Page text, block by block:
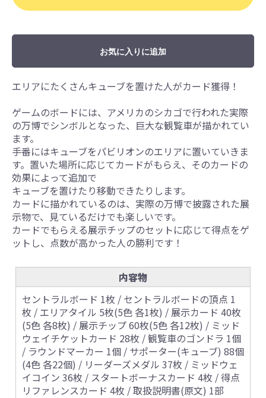
お気に入りに追加
エリアにたくさんキューブを置けた人がカード獲得！
ゲームのボードには、アメリカのシカゴで行われた実際
の万博でシンボルとなった、巨大な観覧車が描かれてい
ます。
手番にはキューブをパビリオンのエリアに置いていきま
す。置いた場所に応じてカードがもらえ、そのカードの
効果によって追加で
キューブを置けたり移動できたりします。
カードに描かれているのは、実際の万博で披露された展
示物で、見ているだけでも楽しいです。
カードでもらえる展示チップのセットに応じて得点をゲ
ットし、点数が高かった人の勝利です！
内容物
セントラルボード 1枚 / セントラルボードの頂点 1
枚 / エリアタイル 5枚(5色 各1枚) / 展示カード 40枚
(5色 各8枚) / 展示チップ 60枚(5色 各12枚) / ミッド
ウェイチケットカード 28枚 / 観覧車のゴンドラ 1個
/ ラウンドマーカー 1個 / サポーター(キューブ) 88個
(4色 各22個) / リーダーズメダル 37枚 / ミッドウェ
イコイン 36枚 / スタートボーナスカード 4枚 / 得点
リファレンスカード 4枚 / 取扱説明書(原文) 1部